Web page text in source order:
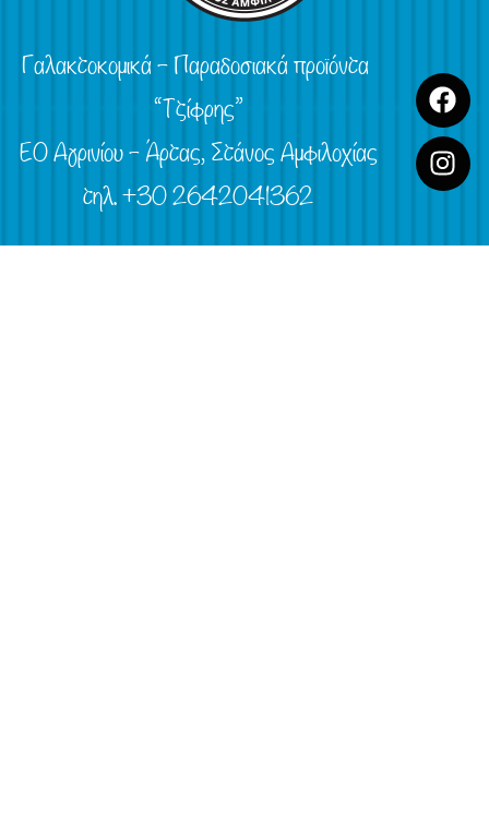
Γαλακτοκομικά – Παραδοσιακά προϊόντα
“Τζίφρης”
ΕΟ Αγρινίου – Άρτας, Στάνος Αμφιλοχίας
τηλ. +30 2642041362